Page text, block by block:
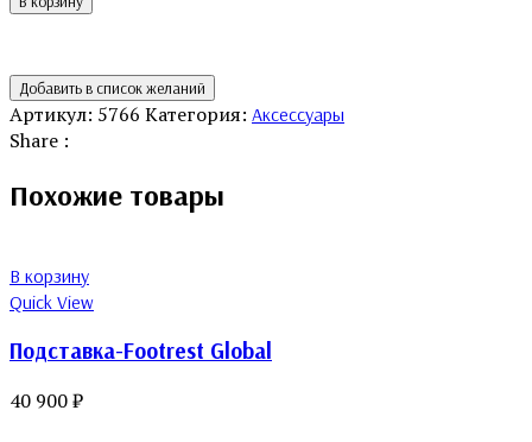
Добавить в список желаний
Артикул: 5766 Категория: Аксессуары
Share :
Похожие товары
В корзину
Quick View
Подставка-Footrest Global
40 900₽